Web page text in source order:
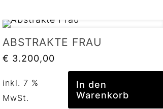
ABSTRAKTE FRAU
€ 3.200,00
inkl. 7 %
MwSt.
In den
Warenkorb